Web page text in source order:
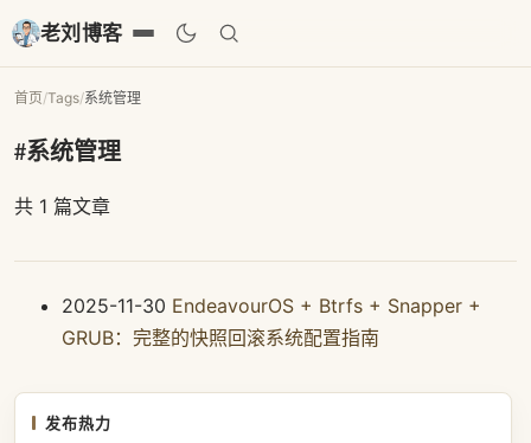
老刘博客
首页/Tags/系统管理
#系统管理
共 1 篇文章
2025-11-30 EndeavourOS + Btrfs + Snapper +
GRUB：完整的快照回滚系统配置指南
发布热力